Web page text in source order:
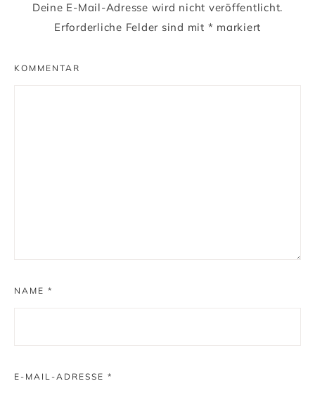
Deine E-Mail-Adresse wird nicht veröffentlicht.
Erforderliche Felder sind mit * markiert
KOMMENTAR
NAME *
E-MAIL-ADRESSE *